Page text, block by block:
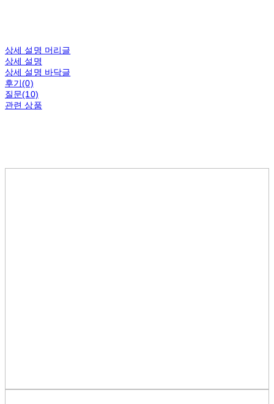
상세 설명 머리글
상세 설명
상세 설명 바닥글
후기(0)
질문(10)
관련 상품